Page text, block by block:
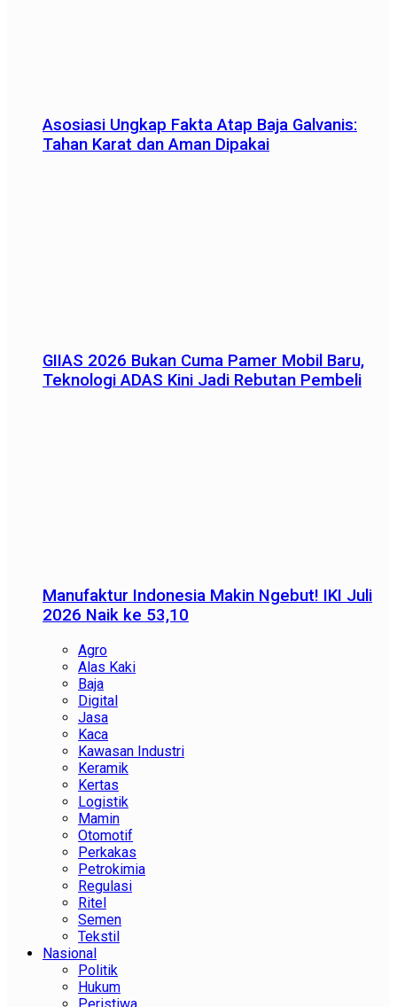
Asosiasi Ungkap Fakta Atap Baja Galvanis:
Tahan Karat dan Aman Dipakai
GIIAS 2026 Bukan Cuma Pamer Mobil Baru,
Teknologi ADAS Kini Jadi Rebutan Pembeli
Manufaktur Indonesia Makin Ngebut! IKI Juli
2026 Naik ke 53,10
Agro
Alas Kaki
Baja
Digital
Jasa
Kaca
Kawasan Industri
Keramik
Kertas
Logistik
Mamin
Otomotif
Perkakas
Petrokimia
Regulasi
Ritel
Semen
Tekstil
Nasional
Politik
Hukum